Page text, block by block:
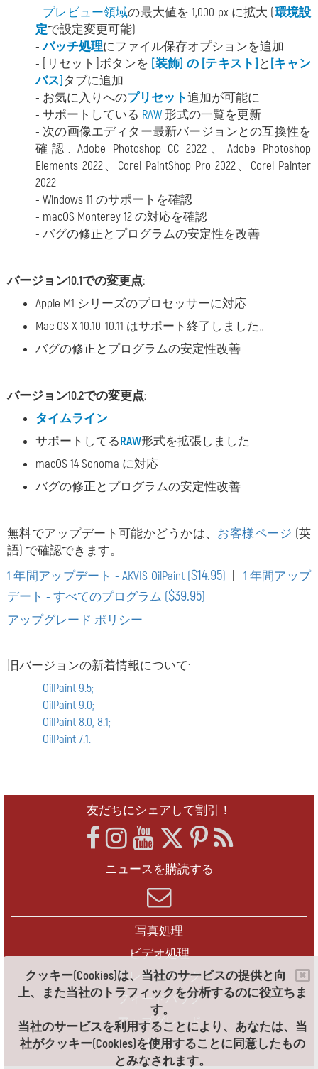
クッキー(Cookies)は、当社のサービスの提供と向
上、また当社のトラフィックを分析するのに役立ちま
す。
当社のサービスを利用することにより、あなたは、当
社がクッキー(Cookies)を使用することに同意したもの
とみなされます。
- プレビュー領域の最大値を 1,000 px に拡大 (環境設
定で設定変更可能)
-バッチ処理にファイル保存オプションを追加
-
[リセット]ボタンを [装飾] の [テキスト] と [キャン
バス]タブに追加
- お気に入りへのプリセット追加が可能に
- サポートしている RAW 形式の一覧を更新
- 次の画像エディター最新バージョンとの互換性を
確認: Adobe Photoshop CC 2022、Adobe Photoshop
Elements 2022、Corel PaintShop Pro 2022、Corel Painter
2022
- Windows 11 のサポートを確認
- macOS Monterey 12 の対応を確認
- バグの修正とプログラムの安定性を改善
バージョン10.1での変更点:
Apple M1 シリーズのプロセッサーに対応
Mac OS X 10.10-10.11 はサポート終了しました。
バグの修正とプログラムの安定性改善
バージョン10.2での変更点:
タイムライン
サポートしてるRAW形式を拡張しました
macOS 14 Sonoma に対応
バグの修正とプログラムの安定性改善
無料でアップデート可能かどうかは、 お客様ページ (英
語) で確認できます。
1 年間アップデート - AKVIS OilPaint ($14.95)
1 年間アップ
デート - すべてのプログラム ($39.95)
アップグレード ポリシー
旧バージョンの新着情報について:
- OilPaint 9.5;
- OilPaint 9.0;
- OilPaint 8.0, 8.1;
- OilPaint 7.1.
友だちにシェアして割引！
ニュースを購読する
写真処理
ビデオ処理
フレームパック
フィードバック
アップグレード
連絡先